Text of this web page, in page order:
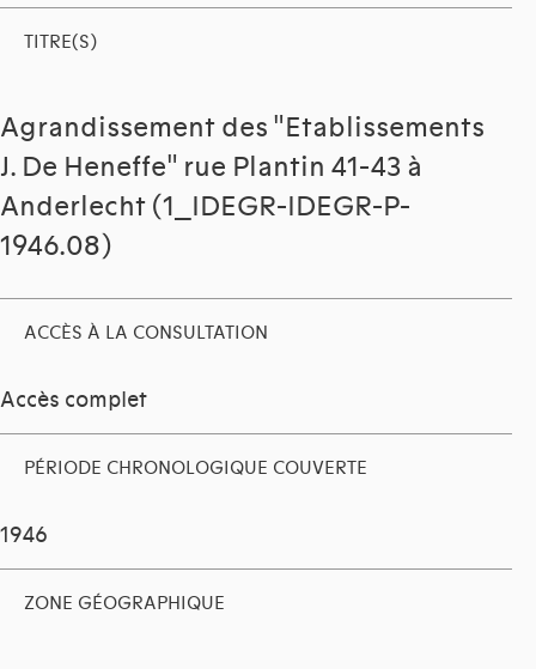
TITRE(S)
Agrandissement des "Etablissements
J. De Heneffe" rue Plantin 41-43 à
Anderlecht (1_IDEGR-IDEGR-P-
1946.08)
ACCÈS À LA CONSULTATION
Accès complet
PÉRIODE CHRONOLOGIQUE COUVERTE
1946
ZONE GÉOGRAPHIQUE